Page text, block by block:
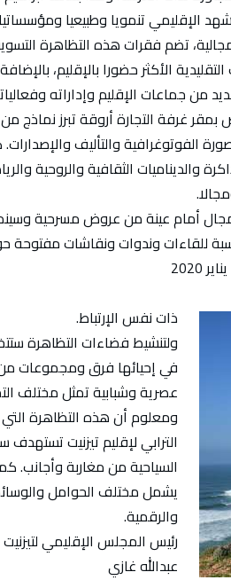
الإقليمي تنمويا وطبيعيا
الأكثر حضورا بالإقليم،
من جماعات الإقليم وإداراته
غرفة التجارة أروقة تبرز نماذج من
الفوتوغرافية والتأليف
والديناميات الثقافية والروحية
أمام عينة من عروض مسرحية
للقاءات وندوات ونقاشات مفتوحة
ذات نفس الإرتباط.
ولتنشيط فضاءات التظاهرة
في إحيائها فرق ومجموعات
عصرية وشبابية تمثل مختلف
ومعلوم أن هذه التظاهرة
الترابي لإقليم تيزنيت تستهدف
السياحية من مغاربة وأجانب.
يشمل مختلف الحوامل
والرقمية.
رئيس المجلس الإقليمي لتيزنيت
عبدالله غازي